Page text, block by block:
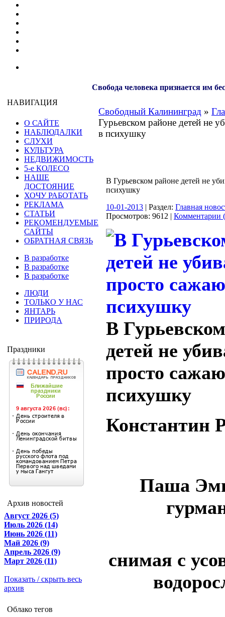
Свобода человека признается им
НАВИГАЦИЯ
О САЙТЕ
НАБЛЮДАЛКИ
СЛУХИ
КУЛЬТУРА
НЕДВИЖИМОСТЬ
5-е КОЛЕСО
НАШЕ
ДОСТОЯНИЕ
ХОЧУ РАБОТАТЬ
РЕКЛАМА
СТАТЬИ
РЕКОМЕНДУЕМЫЕ
САЙТЫ
ОБРАТНАЯ СВЯЗЬ
В разработке
В разработке
В разработке
ЛЮДИ
ТОЛЬКО У НАС
ЯНТАРЬ
ПРИРОДА
Праздники
Архив новостей
Август 2026 (5)
Июль 2026 (14)
Июнь 2026 (11)
Май 2026 (9)
Апрель 2026 (9)
Март 2026 (11)
Показать / скрыть весь
архив
Облако тегов
Свободный Калининград »
Гурьевском районе детей не
в психушку
В Гурьевском районе детей не
психушку
10-01-2013 | Раздел: Главная
Просмотров: 9612 | Комментарии
В
детей не
просто
психушку
Паша
снимая с